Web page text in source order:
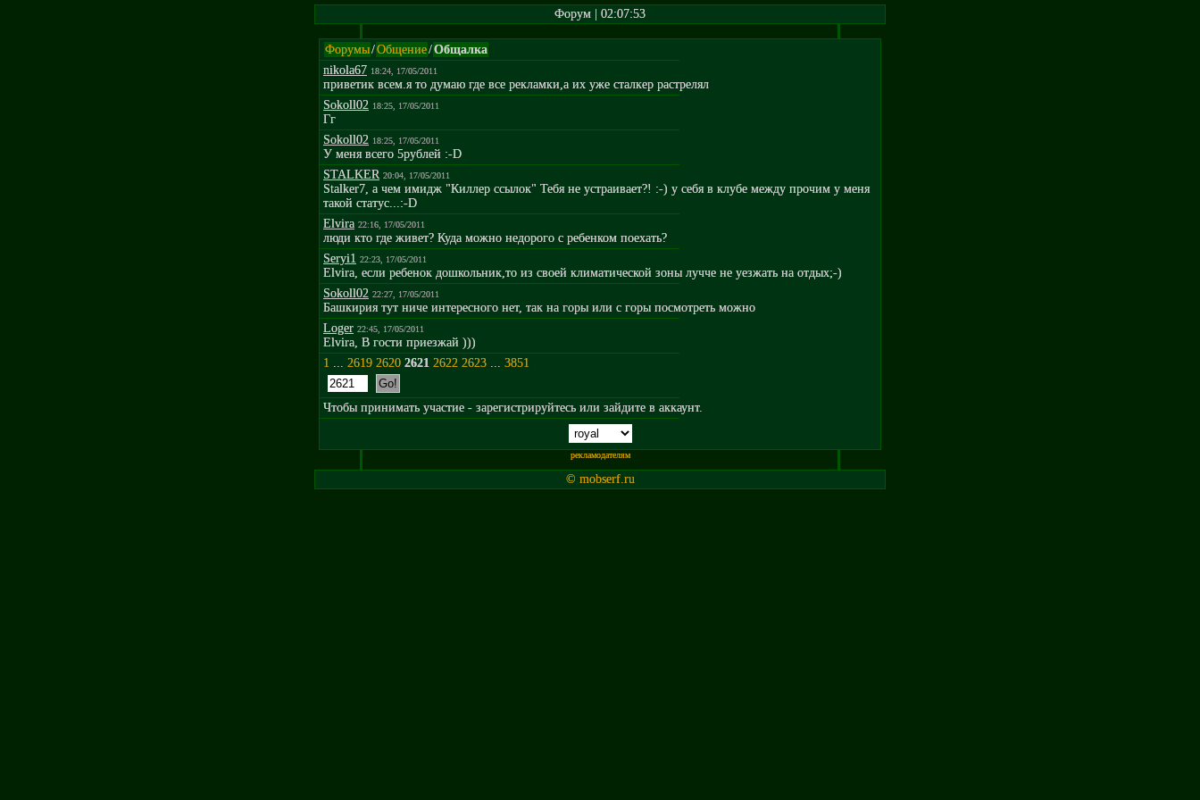
Форум | 02:07:53
Форумы/Общение/Общалка
nikola67 18:24, 17/05/2011
приветик всем.я то думаю где все рекламки,а их уже сталкер растрелял
Sokoll02 18:25, 17/05/2011
Гг
Sokoll02 18:25, 17/05/2011
У меня всего 5рублей :-D
STALKER 20:04, 17/05/2011
Stalker7, а чем имидж "Киллер ссылок" Тебя не устраивает?! :-) у себя в клубе между прочим у меня
такой статус...:-D
Elvira 22:16, 17/05/2011
люди кто где живет? Куда можно недорого с ребенком поехать?
Seryi1 22:23, 17/05/2011
Elvira, если ребенок дошкольник,то из своей климатической зоны лучче не уезжать на отдых;-)
Sokoll02 22:27, 17/05/2011
Башкирия тут ниче интересного нет, так на горы или с горы посмотреть можно
Loger 22:45, 17/05/2011
Elvira, В гости приезжай )))
1 ... 2619 2620 2621 2622 2623 ... 3851
Чтобы принимать участие - зарегистрируйтесь или зайдите в аккаунт.
рекламодателям
© mobserf.ru